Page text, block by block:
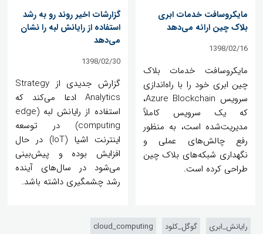
مایکروسافت خدمات ابری
بلاک چین ارائه می‌دهد
1398/02/16
مایکروسافت خدمات بلاک
چین ابری خود را با راه‌اندازی
سرویس Azure Blockchain،
که یک سرویس کاملاً
مدیریت‌شده است، به منظور
رفع چالش‌های عملی و
نگهداری شبکه‌های بلاک چین
طراحی کرده است.
گزارشات اخیر روند رو به رشد
استفاده از رایانش لبه را نشان
می‌دهد
1398/02/30
گزارش جدیدی از Strategy
Analytics ادعا می‌کند که
استفاده از رایانش لبه (edge
computing) در توسعه
اینترنت اشیا (IoT) در حال
افزایش بوده و پیش‌بینی
می‌شود در سال‌های آینده
رشد چشمگیری داشته باشد.
رایانش_ابری گوگل_کلود
cloud_computing